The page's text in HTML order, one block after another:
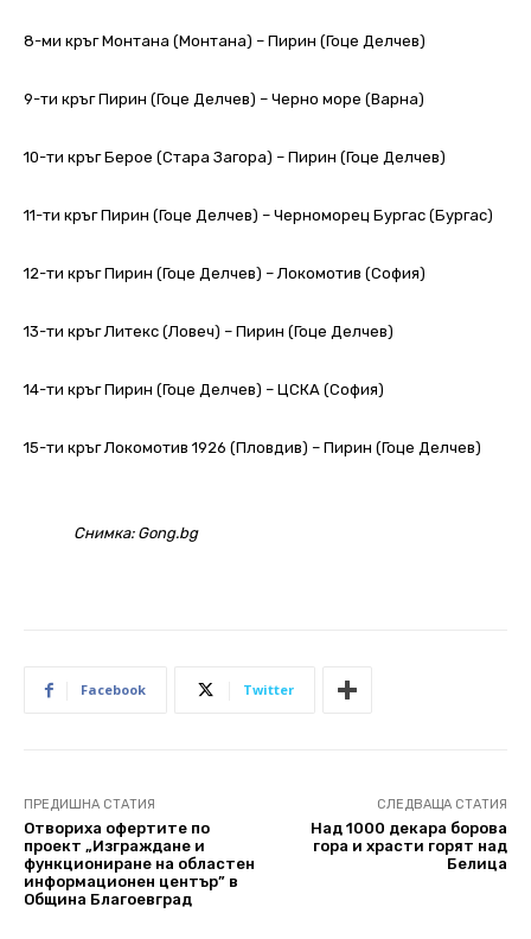
8-ми кръг Монтана (Монтана) – Пирин (Гоце Делчев)
9-ти кръг Пирин (Гоце Делчев) – Черно море (Варна)
10-ти кръг Берое (Стара Загора) – Пирин (Гоце Делчев)
11-ти кръг Пирин (Гоце Делчев) – Черноморец Бургас (Бургас)
12-ти кръг Пирин (Гоце Делчев) – Локомотив (София)
13-ти кръг Литекс (Ловеч) – Пирин (Гоце Делчев)
14-ти кръг Пирин (Гоце Делчев) – ЦСКА (София)
15-ти кръг Локомотив 1926 (Пловдив) – Пирин (Гоце Делчев)
Снимка: Gong.bg
Facebook Twitter
ПРЕДИШНА СТАТИЯ
Отвориха офертите по
проект „Изграждане и
функциониране на областен
информационен център” в
Община Благоевград
СЛЕДВАЩА СТАТИЯ
Над 1000 декара борова
гора и храсти горят над
Белица